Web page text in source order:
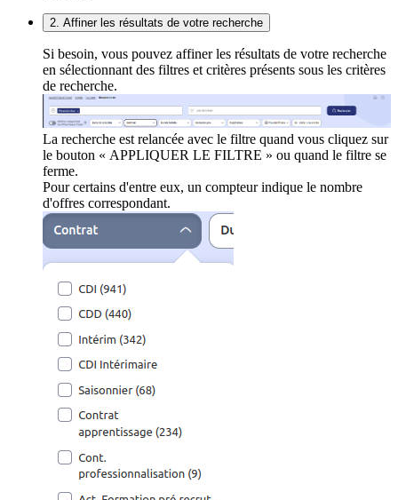
2. Affiner les résultats de votre recherche
Si besoin, vous pouvez affiner les résultats de votre recherche
en sélectionnant des filtres et critères présents sous les critères
de recherche.
La recherche est relancée avec le filtre quand vous cliquez sur
le bouton « APPLIQUER LE FILTRE » ou quand le filtre se
ferme.
Pour certains d'entre eux, un compteur indique le nombre
d'offres correspondant.